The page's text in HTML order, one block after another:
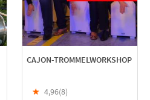
CAJON-TROMMELWORKSHOP
★ 4,96(8)